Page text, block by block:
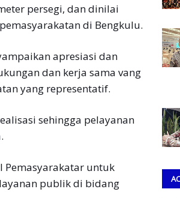
persegi, dan dinilai
di Bengkulu.
apresiasi dan
dan kerja sama vang
yang representatif.
sehingga pelayanan
Pemasyarakatar untuk
publik di bidang